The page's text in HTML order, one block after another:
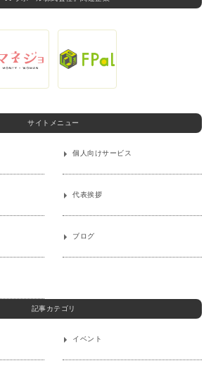
サイトメニュー
個人向けサービス
代表挨拶
ブログ
記事カテゴリ
イベント